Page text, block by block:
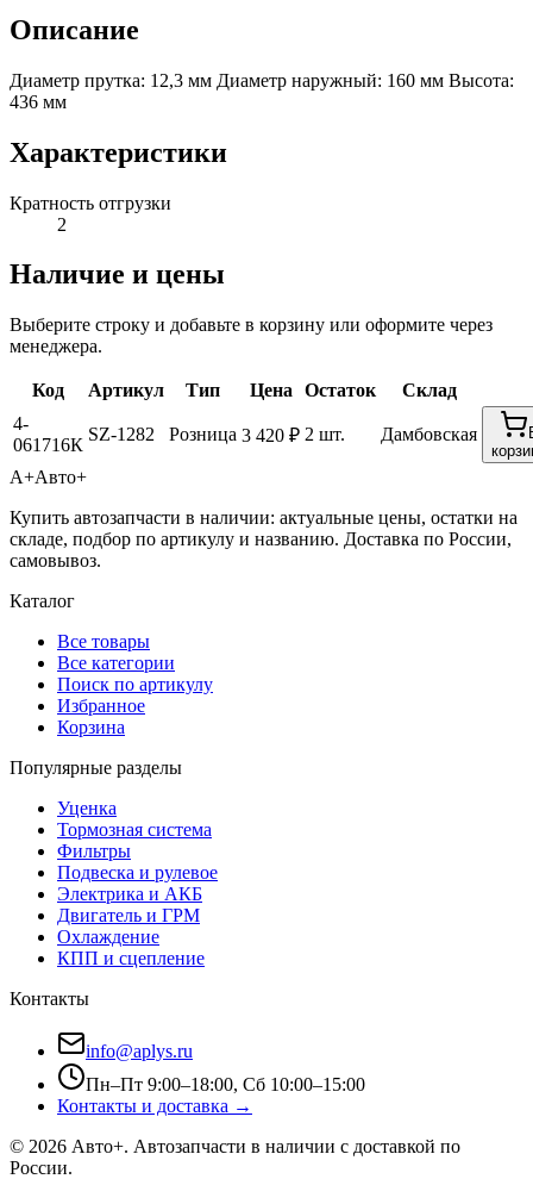
Описание
Диаметр прутка: 12,3 мм Диаметр наружный: 160 мм Высота:
436 мм
Характеристики
Кратность отгрузки
2
Наличие и цены
Выберите строку и добавьте в корзину или оформите через
менеджера.
Код Артикул Тип Цена Остаток
Склад
4-
061716К
SZ-1282 Розница 3 420 ₽ 2 шт. Дамбовская
А+Авто+
Купить автозапчасти в наличии: актуальные цены, остатки на
складе, подбор по артикулу и названию. Доставка по России,
самовывоз.
Каталог
Все товары
Все категории
Поиск по артикулу
Избранное
Корзина
Популярные разделы
Уценка
Тормозная система
Фильтры
Подвеска и рулевое
Электрика и АКБ
Двигатель и ГРМ
Охлаждение
КПП и сцепление
Контакты
info@aplys.ru
Пн–Пт 9:00–18:00, Сб 10:00–15:00
Контакты и доставка →
© 2026 Авто+. Автозапчасти в наличии с доставкой по
России.